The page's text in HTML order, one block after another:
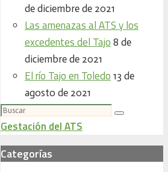
de diciembre de 2021
Las amenazas al ATS y los
excedentes del Tajo 8 de
diciembre de 2021
El río Tajo en Toledo 13 de
agosto de 2021
Buscar:
Buscar
Gestación del ATS
Categorías